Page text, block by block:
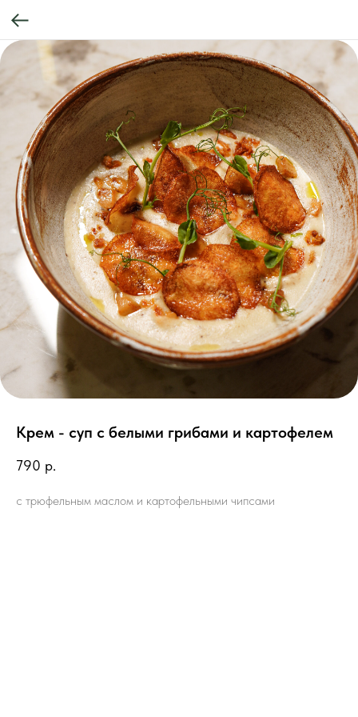
Крем - суп с белыми грибами и картофелем
790 р.
с трюфельным маслом и картофельными чипсами